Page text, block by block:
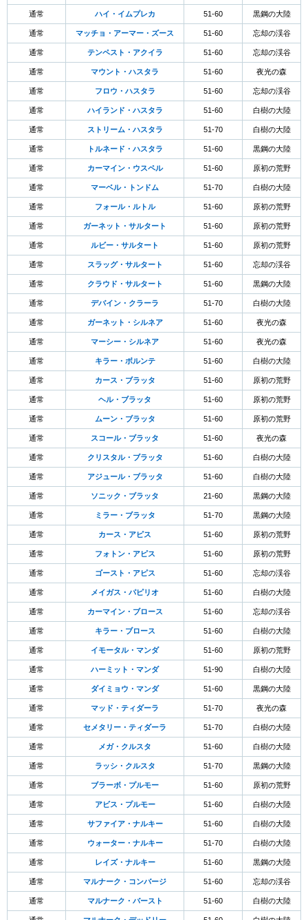
通常 ハイ・イムプレカ 51-60 黒鋼の大陸
通常 マッチョ・アーマー・ズース 51-60 忘却の渓谷
通常 テンペスト・アクイラ 51-60 忘却の渓谷
通常 マウント・ハスタラ 51-60 夜光の森
通常 フロウ・ハスタラ 51-60 忘却の渓谷
通常 ハイランド・ハスタラ 51-60 白樹の大陸
通常 ストリーム・ハスタラ 51-70 白樹の大陸
通常 トルネード・ハスタラ 51-60 黒鋼の大陸
通常 カーマイン・ウスペル 51-60 原初の荒野
通常 マーベル・トンドム 51-70 白樹の大陸
通常 フォール・ルトル 51-60 原初の荒野
通常 ガーネット・サルタート 51-60 原初の荒野
通常 ルビー・サルタート 51-60 原初の荒野
通常 スラッグ・サルタート 51-60 忘却の渓谷
通常 クラウド・サルタート 51-60 黒鋼の大陸
通常 デバイン・クラーラ 51-70 白樹の大陸
通常 ガーネット・シルネア 51-60 夜光の森
通常 マーシー・シルネア 51-60 夜光の森
通常 キラー・ボルンテ 51-60 白樹の大陸
通常 カース・ブラッタ 51-60 原初の荒野
通常 ヘル・ブラッタ 51-60 原初の荒野
通常 ムーン・ブラッタ 51-60 原初の荒野
通常 スコール・ブラッタ 51-60 夜光の森
通常 クリスタル・ブラッタ 51-60 白樹の大陸
通常 アジュール・ブラッタ 51-60 白樹の大陸
通常 ソニック・ブラッタ 21-60 黒鋼の大陸
通常 ミラー・ブラッタ 51-70 黒鋼の大陸
通常 カース・アピス 51-60 原初の荒野
通常 フォトン・アピス 51-60 原初の荒野
通常 ゴースト・アピス 51-60 忘却の渓谷
通常 メイガス・パピリオ 51-60 白樹の大陸
通常 カーマイン・ブロース 51-60 忘却の渓谷
通常 キラー・ブロース 51-60 白樹の大陸
通常 イモータル・マンダ 51-60 原初の荒野
通常 ハーミット・マンダ 51-90 白樹の大陸
通常 ダイミョウ・マンダ 51-60 黒鋼の大陸
通常 マッド・ティダーラ 51-70 夜光の森
通常 セメタリー・ティダーラ 51-70 白樹の大陸
通常 メガ・クルスタ 51-60 白樹の大陸
通常 ラッシ・クルスタ 51-70 黒鋼の大陸
通常 ブラーボ・プルモー 51-60 原初の荒野
通常 アビス・プルモー 51-60 白樹の大陸
通常 サファイア・ナルキー 51-60 白樹の大陸
通常 ウォーター・ナルキー 51-70 白樹の大陸
通常 レイズ・ナルキー 51-60 黒鋼の大陸
通常 マルナーク・コンバージ 51-60 忘却の渓谷
通常 マルナーク・バースト 51-60 白樹の大陸